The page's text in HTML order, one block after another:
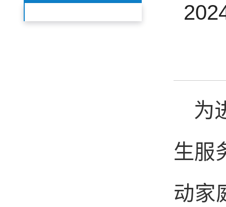
为
生服
动家